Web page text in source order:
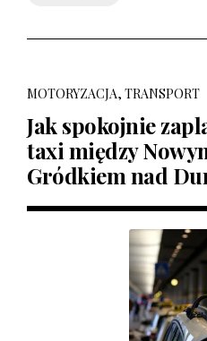
MOTORYZACJA, TRANSPORT
Jak spokojnie
taxi między
Gródkiem nad